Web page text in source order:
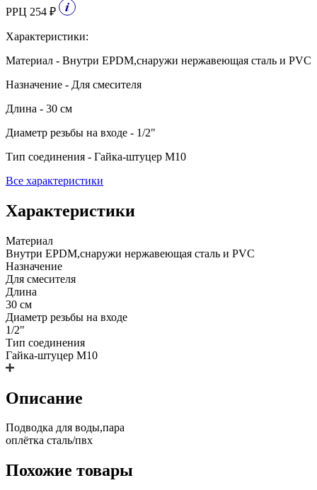
РРЦ 254 ₽
Характеристики:
Материал - Внутри EPDM,снаружи нержавеющая сталь и PVC
Назначение - Для смесителя
Длина - 30 см
Диаметр резьбы на входе - 1/2"
Тип соединения - Гайка-штуцер М10
Все характеристики
Характеристики
Материал
Внутри EPDM,снаружи нержавеющая сталь и PVC
Назначение
Для смесителя
Длина
30 см
Диаметр резьбы на входе
1/2"
Тип соединения
Гайка-штуцер М10
Описание
Подводка для воды,пара
оплётка сталь/пвх
Похожие товары